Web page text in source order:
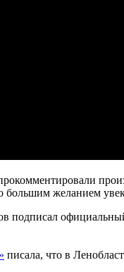
желанием
подписал
писала, что в